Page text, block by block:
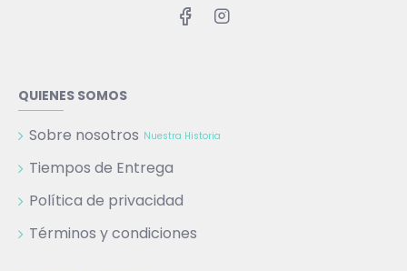
QUIENES SOMOS
Sobre nosotros Nuestra Historia
Tiempos de Entrega
Política de privacidad
Términos y condiciones